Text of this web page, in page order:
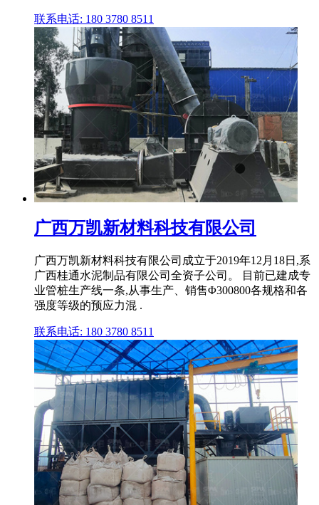
联系电话: 180 3780 8511
广西万凯新材料科技有限公司
广西万凯新材料科技有限公司成立于2019年12月18日,系
广西桂通水泥制品有限公司全资子公司。 目前已建成专
业管桩生产线一条,从事生产、销售Φ300800各规格和各
强度等级的预应力混 .
联系电话: 180 3780 8511